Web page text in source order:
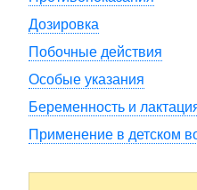
Дозировка
Побочные действия
Особые указания
Беременность и
Применение в детском